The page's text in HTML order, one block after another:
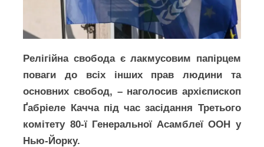
Релігійна свобода є лакмусовим папірцем
поваги до всіх інших прав людини та
основних свобод, – наголосив архієпископ
Ґабріеле Качча під час засідання Третього
комітету 80-ї Генеральної Асамблеї ООН у
Нью-Йорку.